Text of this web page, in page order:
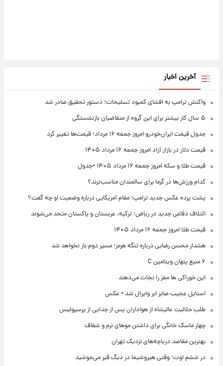
آخرین اخبار
واکنش ترامپ به افشای کمبود تسلیحات؛ دستور تحقیق صادر شد
۵ سال کار بیشتر برای این گروه از متقاضیان بازنشستگی
جدول قیمت ایران‌خودرو امروز جمعه ۱۶ مرداد؛ قیمت‌ها تغییر کرد
قیمت دلار در بازار آزاد امروز جمعه ۱۶ مرداد ۱۴۰۵
قیمت طلا و سکه امروز جمعه ۱۶ مرداد ۱۴۰۵ +جدول
کدام ورزش‌ها در گرما برای سالمندان مناسب‌ترند؟
پشت پرده عکس جدید ترامپ؛ مقام آمریکایی درباره وضعیت او چه گفت؟
ائتلاف دفاعی جدید در ریاض؛ ترکیه، عربستان و پاکستان متحد می‌شوند
قیمت طلا امروز جمعه ۱۶ مرداد ۱۴۰۵
هشدار محسن رضایی درباره تنگه هرمز؛ مسیر دوم باز نخواهد شد
۶ منبع پنهان ویتامین C
این خوراکی ها مغز را نجات می‌دهند
استایل عجیب صابر ابر وایرال شد + عکس
طلب حلالیت عالیشاه از هواداران پس از جدایی از پرسپولیس
چهار ماسک خانگی برای داشتن موهای نرم و شفاف
بهترین مقاصد دریاچه‌های نزدیک تهران
در ششم اوت؛ وقتی هیروشیما در دیگ قیر می‌جوشید